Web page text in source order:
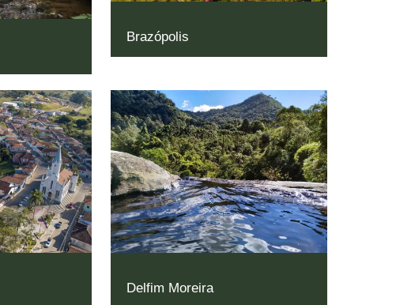
Brazópolis
Delfim Moreira